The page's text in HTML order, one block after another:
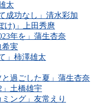
太
成功なし」清水彩加
け)」上田秀麿
年を」蒲生杏奈
希実
」柿澤雄太
と過ごした夏」蒲生杏奈
」土橋雄宇
ング」友常えり